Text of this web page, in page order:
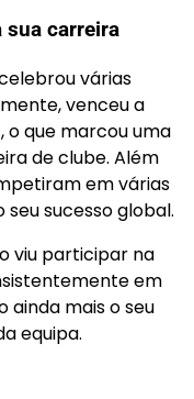
sua carreira
várias
venceu a
o que marcou uma
de clube. Além
em várias
sucesso global.
viu participar na
em
ainda mais o seu
equipa.